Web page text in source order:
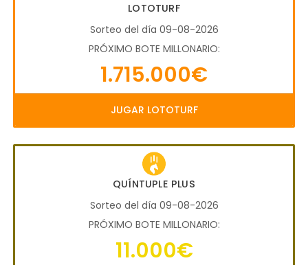
LOTOTURF
Sorteo del día 09-08-2026
PRÓXIMO BOTE MILLONARIO:
1.715.000€
JUGAR LOTOTURF
QUÍNTUPLE PLUS
Sorteo del día 09-08-2026
PRÓXIMO BOTE MILLONARIO:
11.000€